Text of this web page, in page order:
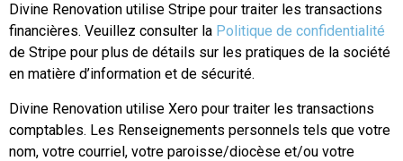
Divine Renovation utilise Stripe pour traiter les transactions
financières. Veuillez consulter la Politique de confidentialité
de Stripe pour plus de détails sur les pratiques de la société
en matière d’information et de sécurité.
Divine Renovation utilise Xero pour traiter les transactions
comptables. Les Renseignements personnels tels que votre
nom, votre courriel, votre paroisse/diocèse et/ou votre